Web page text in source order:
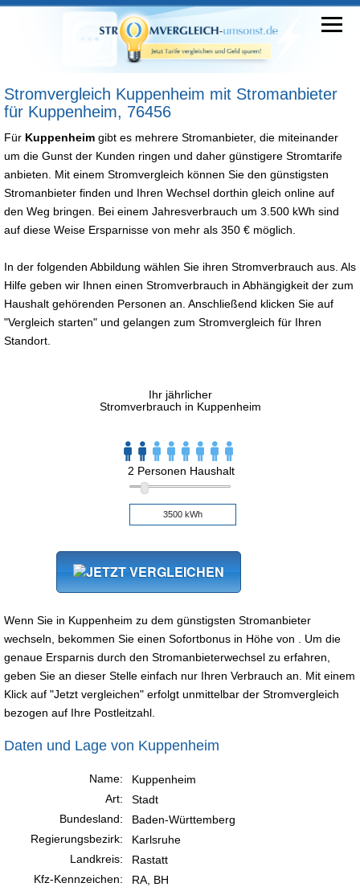
Stromvergleich Kuppenheim mit Stromanbieter
für Kuppenheim, 76456
Für Kuppenheim gibt es mehrere Stromanbieter, die miteinander
um die Gunst der Kunden ringen und daher günstigere Stromtarife
anbieten. Mit einem Stromvergleich können Sie den günstigsten
Stromanbieter finden und Ihren Wechsel dorthin gleich online auf
den Weg bringen. Bei einem Jahresverbrauch um 3.500 kWh sind
auf diese Weise Ersparnisse von mehr als 350 € möglich.
In der folgenden Abbildung wählen Sie ihren Stromverbrauch aus. Als
Hilfe geben wir Ihnen einen Stromverbrauch in Abhängigkeit der zum
Haushalt gehörenden Personen an. Anschließend klicken Sie auf
"Vergleich starten" und gelangen zum Stromvergleich für Ihren
Standort.
Ihr jährlicher
Stromverbrauch in Kuppenheim
2 Personen Haushalt
Wenn Sie in Kuppenheim zu dem günstigsten Stromanbieter
wechseln, bekommen Sie einen Sofortbonus in Höhe von . Um die
genaue Ersparnis durch den Stromanbieterwechsel zu erfahren,
geben Sie an dieser Stelle einfach nur Ihren Verbrauch an. Mit einem
Klick auf "Jetzt vergleichen" erfolgt unmittelbar der Stromvergleich
bezogen auf Ihre Postleitzahl.
Daten und Lage von Kuppenheim
Name:
Kuppenheim
Art:
Stadt
Bundesland:
Baden-Württemberg
Regierungsbezirk:
Karlsruhe
Landkreis:
Rastatt
Kfz-Kennzeichen:
RA, BH